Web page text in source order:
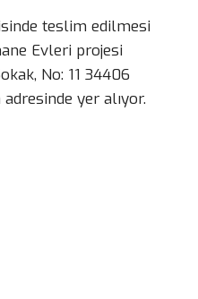
teslim edilmesi
Evleri projesi
No: 11 34406
yer alıyor.